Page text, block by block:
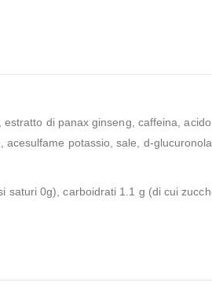
di panax ginseng, caffeina,
potassio, sale, d-
saturi 0g), carboidrati 1.1 g (di cui